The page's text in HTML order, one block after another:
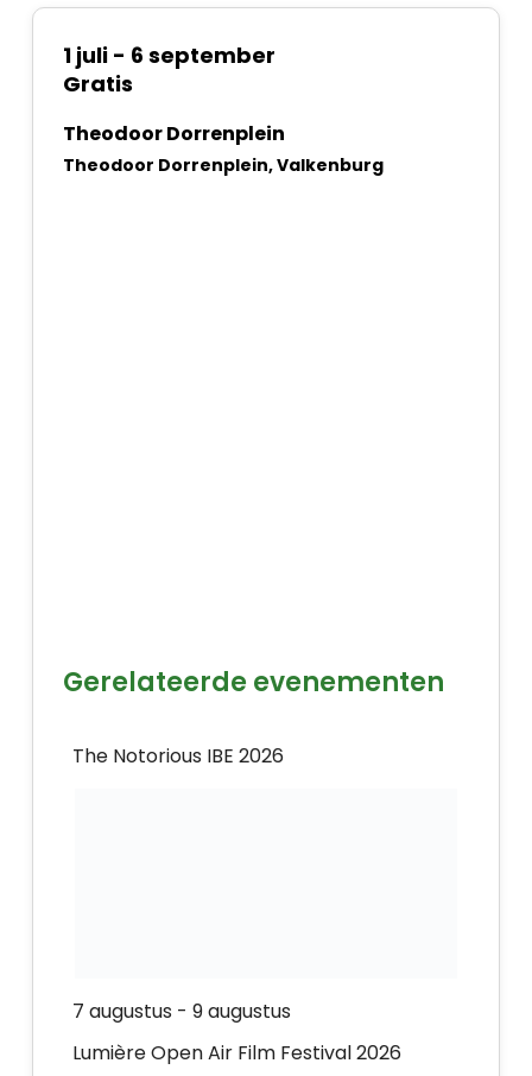
1 juli- 6 september
Gratis
Theodoor Dorrenplein
Theodoor Dorrenplein, Valkenburg
Gerelateerde evenementen
The Notorious IBE 2026
7 augustus - 9 augustus
Lumière Open Air Film Festival 2026